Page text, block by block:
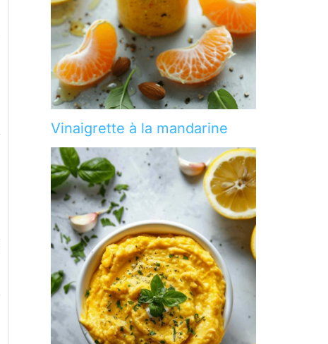
Vinaigrette à la mandarine